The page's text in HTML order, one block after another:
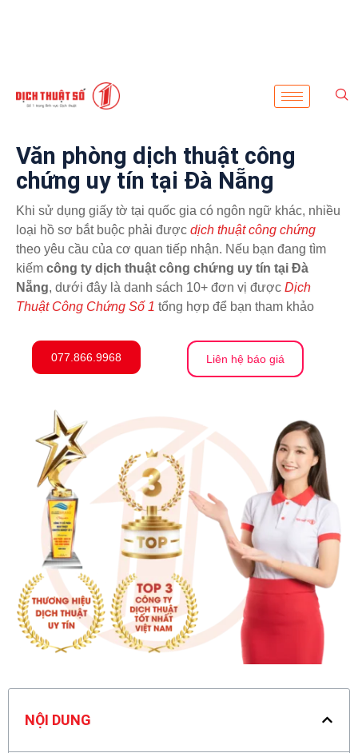
Văn phòng dịch thuật công
chứng uy tín tại Đà Nẵng
Khi sử dụng giấy tờ tại quốc gia có ngôn ngữ khác, nhiều
loại hồ sơ bắt buộc phải được dịch thuật công chứng
theo yêu cầu của cơ quan tiếp nhận. Nếu bạn đang tìm
kiếm công ty dịch thuật công chứng uy tín tại Đà
Nẵng, dưới đây là danh sách 10+ đơn vị được Dịch
Thuật Công Chứng Số 1 tổng hợp để bạn tham khảo
077.866.9968 Liên hệ báo giá
NỘI DUNG